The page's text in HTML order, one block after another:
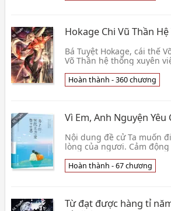
Hokage Chi Vũ Thần
Bá Tuyệt Hokage, cái thế
Võ Thần hệ thống xuyên
sánh lữ h👦 Thanh Tuyết
Hoàn thành - 360 chương
Vì Em, Anh Nguyện Yêu
Nội dung đề cử Ta muốn
lòng của ngươi. Cảm
tưởng👦 Đường Gia Tam
Hoàn thành - 67 chương
Từ đạt được hàng tỉ